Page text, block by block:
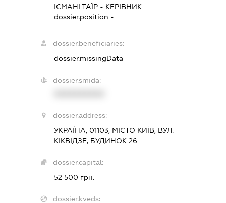
ІСМАНІ ТАЇР - КЕРІВНИК
dossier.position -
dossier.beneficiaries:
dossier.missingData
dossier.smida:
dossier.address:
УКРАЇНА, 01103, МІСТО КИЇВ, ВУЛ.
КІКВІДЗЕ, БУДИНОК 26
dossier.capital:
52 500 грн.
dossier.kveds: